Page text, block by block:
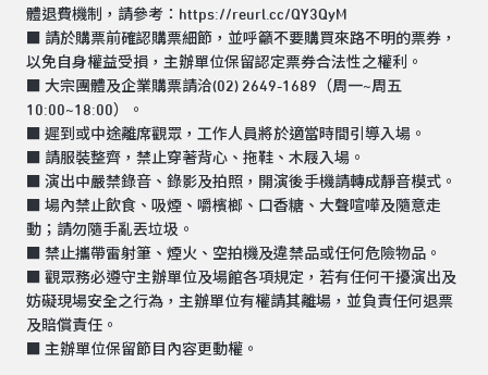
體退費機制，請參考： https://reurl.cc/QY3QyM
■ 請於購票前確認購票細節，並呼籲不要購買來路不明的票券，
以免自身權益受損，主辦單位保留認定票券合法性之權利。
■ 大宗團體及企業購票請洽(02) 2649-1689（周一~周五
10:00~18:00）。
■ 遲到或中途離席觀眾，工作人員將於適當時間引導入場。
■ 請服裝整齊，禁止穿著背心、拖鞋、木屐入場。
■ 演出中嚴禁錄音、錄影及拍照，開演後手機請轉成靜音模式。
■ 場內禁止飲食、吸煙、嚼檳榔、口香糖、大聲喧嘩及隨意走
動；請勿隨手亂丟垃圾。
■ 禁止攜帶雷射筆、煙火、空拍機及違禁品或任何危險物品。
■ 觀眾務必遵守主辦單位及場館各項規定，若有任何干擾演出及
妨礙現場安全之行為，主辦單位有權請其離場，並負責任何退票
及賠償責任。
■ 主辦單位保留節目內容更動權。